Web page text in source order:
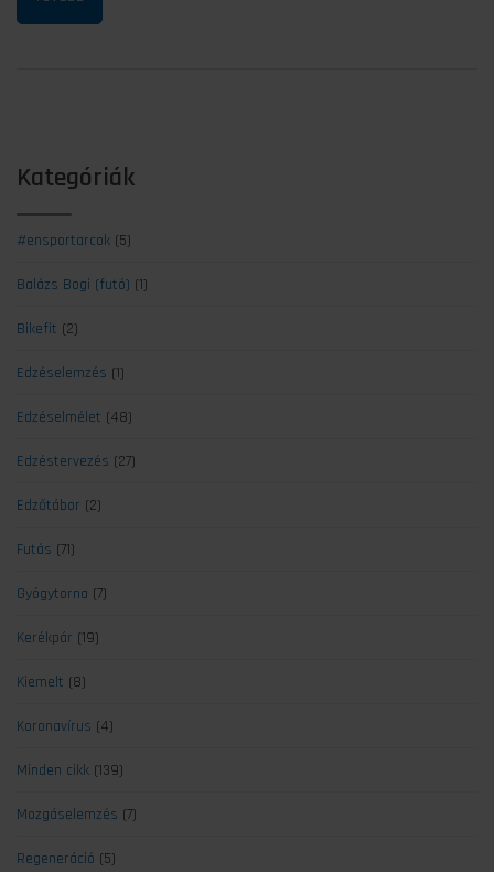
Kategóriák
#ensportarcok (5)
Balázs Bogi (futó) (1)
Bikefit (2)
Edzéselemzés (1)
Edzéselmélet (48)
Edzéstervezés (27)
Edzőtábor (2)
Futás (71)
Gyógytorna (7)
Kerékpár (19)
Kiemelt (8)
Koronavírus (4)
Minden cikk (139)
Mozgáselemzés (7)
Regeneráció (5)